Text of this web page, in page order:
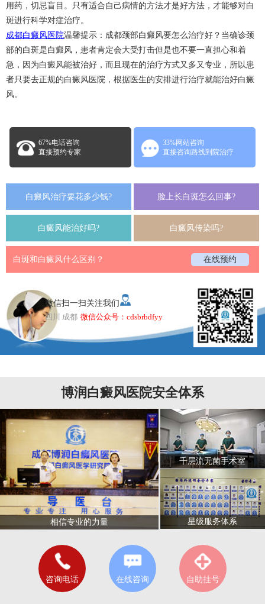
用药，切忌盲目。只有适合自己病情的方法才是好方法，才能够对白
斑进行科学对症治疗。
成都白癜风医院温馨提示：成都颈部白癜风要怎么治疗好？当确诊颈
部的白斑是白癜风，患者肯定会大受打击但是也不要一直担心和着
急，因为白癜风能被治好，而且现在的治疗方式又多又专业，所以患
者只要去正规的白癜风医院，根据医生的安排进行治疗就能治好白癜
风。
67%电话咨询
直接预约专家
33%网站咨询
直接咨询路线到院治疗
白癜风治疗要花多少钱? 脸上长白斑怎么回事?
白癜风能治好吗? 白癜风传染吗?
白斑和白癜风什么区别？ 在线预约
微信扫一扫关注我们
四川 成都 微信公众号：cdsbrbdfyy
博润白癜风医院安全体系
相信专业的力量
千层流无菌手术室
星级服务体系
咨询电话 在线咨询 自助挂号